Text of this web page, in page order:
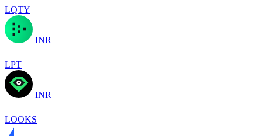
LQTY
INR
LPT
INR
LOOKS